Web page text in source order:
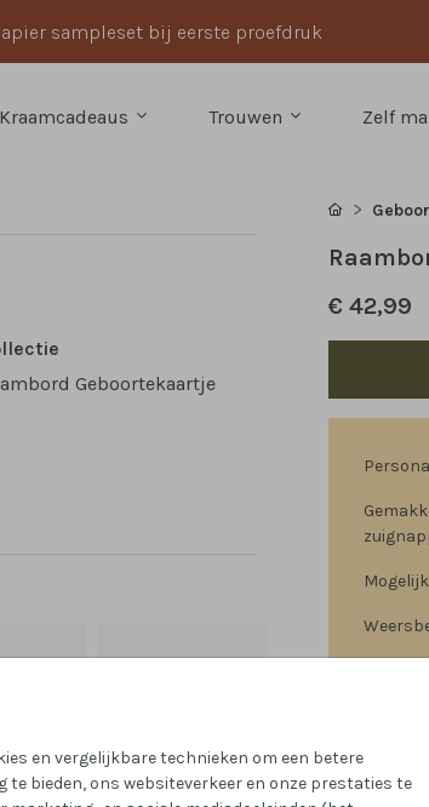
sampleset bij eerste proefdruk
Kraamcadeaus Trouwen Zelf
en vergelijkbare technieken om een betere
te bieden, ons websiteverkeer en onze prestaties te
Geboortekaartje
€ 42,99
Prijzen